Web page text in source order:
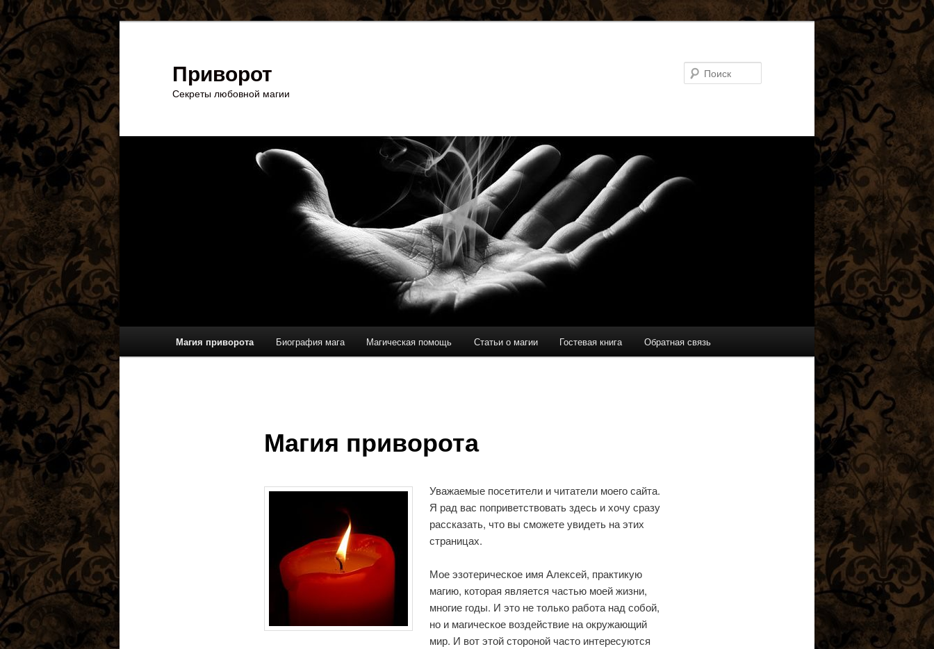
Перейти
к
основному
содержимому
Приворот
Секреты любовной магии
Магия приворота Биография мага Магическая помощь Статьи о магии Гостевая книга Обратная связь
Магия приворота
Уважаемые посетители и читатели моего сайта.
Я рад вас поприветствовать здесь и хочу сразу
рассказать, что вы сможете увидеть на этих
страницах.
Мое эзотерическое имя Алексей, практикую
магию, которая является частью моей жизни,
многие годы. И это не только работа над собой,
но и магическое воздействие на окружающий
мир. И вот этой стороной часто интересуются